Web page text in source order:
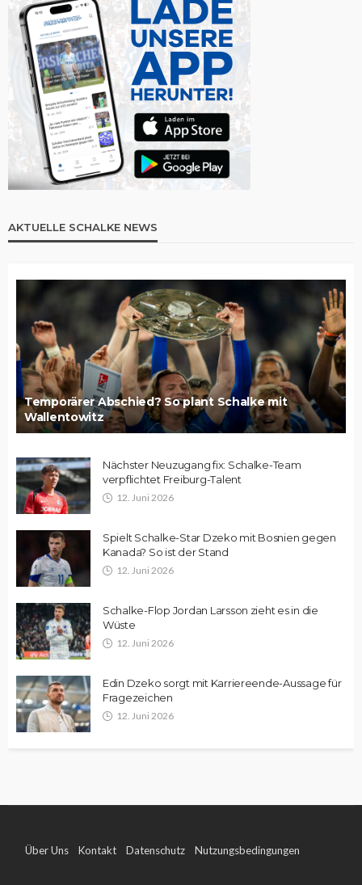
AKTUELLE SCHALKE NEWS
Temporärer Abschied? So plant Schalke mit
Wallentowitz
Nächster Neuzugang fix: Schalke-Team
verpflichtet Freiburg-Talent
12. Juni 2026
Spielt Schalke-Star Dzeko mit Bosnien gegen
Kanada? So ist der Stand
12. Juni 2026
Schalke-Flop Jordan Larsson zieht es in die
Wüste
12. Juni 2026
Edin Dzeko sorgt mit Karriereende-Aussage für
Fragezeichen
12. Juni 2026
Über Uns Kontakt Datenschutz Nutzungsbedingungen